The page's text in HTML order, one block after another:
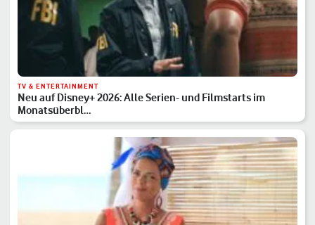
TV & ENTERTAINMENT
Neu auf Disney+ 2026: Alle Serien- und Filmstarts im
Monatsüberbl…